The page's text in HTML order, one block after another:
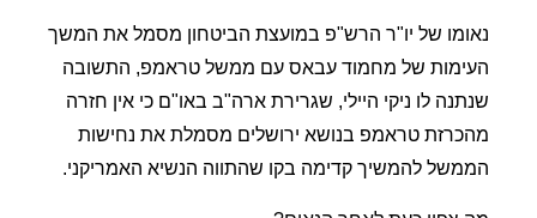
נאומו של יו"ר הרש"פ במועצת הביטחון מסמל את המשך
העימות של מחמוד עבאס עם ממשל טראמפ, התשובה
שנתנה לו ניקי היילי, שגרירת ארה"ב באו"ם כי אין חזרה
מהכרזת טראמפ בנושא ירושלים מסמלת את נחישות
הממשל להמשיך קדימה בקו שהתווה הנשיא האמריקני.